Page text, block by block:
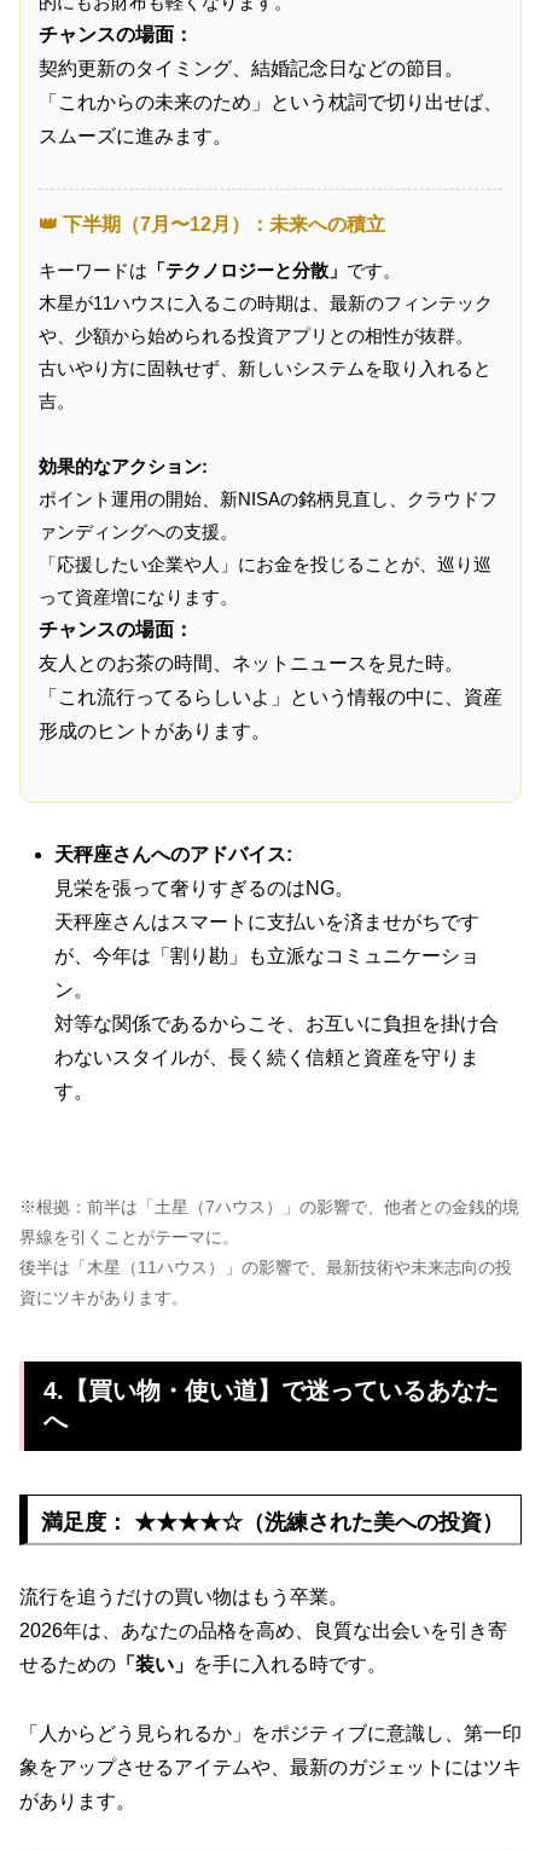
チャンスの場面：
契約更新のタイミング、結婚記念日などの節目。
「これからの未来のため」という枕詞で切り出せば、
スムーズに進みます。
👑 下半期（7月〜12月）：未来への積立
キーワードは 「テクノロジーと分散」 です。
木星が11ハウスに入るこの時期は、最新のフィンテック
や、少額から始められる投資アプリとの相性が抜群。
古いやり方に固執せず、新しいシステムを取り入れると
吉。
効果的なアクション:
ポイント運用の開始、新NISAの銘柄見直し、クラウドフ
ァンディングへの支援。
「応援したい企業や人」にお金を投じることが、巡り巡
って資産増になります。
チャンスの場面：
友人とのお茶の時間、ネットニュースを見た時。
「これ流行ってるらしいよ」という情報の中に、資産
形成のヒントがあります。
天秤座さんへのアドバイス:
見栄を張って奢りすぎるのはNG。
天秤座さんはスマートに支払いを済ませがちです
が、今年は「割り勘」も立派なコミュニケーショ
ン。
対等な関係であるからこそ、お互いに負担を掛け合
わないスタイルが、長く続く信頼と資産を守りま
す。
※根拠：前半は「土星（7ハウス）」の影響で、他者との金銭的境
界線を引くことがテーマに。
後半は「木星（11ハウス）」の影響で、最新技術や未来志向の投
資にツキがあります。
4.【買い物・使い道】で迷っているあなた
へ
満足度： ★★★★☆（洗練された美への投資）
流行を追うだけの買い物はもう卒業。
2026年は、あなたの品格を高め、良質な出会いを引き寄
せるための 「装い」 を手に入れる時です。
「人からどう見られるか」をポジティブに意識し、第一印
象をアップさせるアイテムや、最新のガジェットにはツキ
があります。